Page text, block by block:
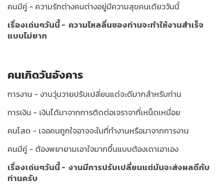
คนมีคู่ - ความรักต่างคนต่างอยู่มีความสุขคนเดียววันนี้
เรื่องเด่นๆวันนี้ - ความไหลลื่นของท่านจะทำให้งานสำเร็จ
แบบไม่ยาก
คนเกิดวันอังคาร
การงาน - งานวุ่นวายปรับเปลี่ยนแต่จะดีมากสำหรับท่าน
การเงิน - เงินได้มาจากการติดต่อเจราจาที่เหน็ดเหนื่อย
คนโสด - เจอคนถูกใจอาจจะในที่ทำงานหรือมาจากการงาน
คนมีคู่ - ต้องพยายามเอาใจมากขึ้นแบบต้องเดาเอาเอง
เรื่องเด่นๆวันนี้ - งานมีการปรับเปลี่ยนแต่มันจะส่งผลดีกับ
ท่านครับ